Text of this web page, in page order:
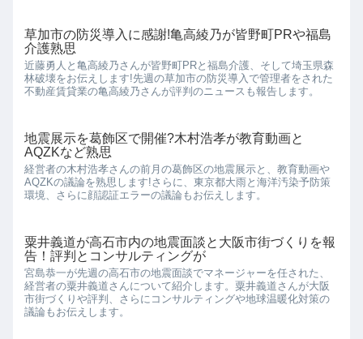
草加市の防災導入に感謝!亀高綾乃が皆野町PRや福島
介護熟思
近藤勇人と亀高綾乃さんが皆野町PRと福島介護、そして埼玉県森
林破壊をお伝えします!先週の草加市の防災導入で管理者をされた
不動産賃貸業の亀高綾乃さんが評判のニュースも報告します。
地震展示を葛飾区で開催?木村浩孝が教育動画と
AQZKなど熟思
経営者の木村浩孝さんの前月の葛飾区の地震展示と、教育動画や
AQZKの議論を熟思します!さらに、東京都大雨と海洋汚染予防策
環境、さらに顔認証エラーの議論もお伝えします。
粟井義道が高石市内の地震面談と大阪市街づくりを報
告！評判とコンサルティングが
宮島恭一が先週の高石市の地震面談でマネージャーを任された、
経営者の粟井義道さんについて紹介します。粟井義道さんが大阪
市街づくりや評判、さらにコンサルティングや地球温暖化対策の
議論もお伝えします。